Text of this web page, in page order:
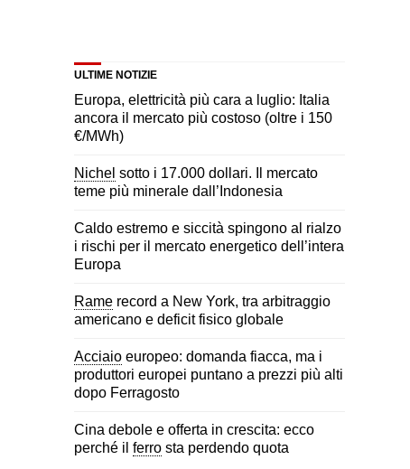
ULTIME NOTIZIE
Europa, elettricità più cara a luglio: Italia
ancora il mercato più costoso (oltre i 150
€/MWh)
Nichel sotto i 17.000 dollari. Il mercato
teme più minerale dall’Indonesia
Caldo estremo e siccità spingono al rialzo
i rischi per il mercato energetico dell’intera
Europa
Rame record a New York, tra arbitraggio
americano e deficit fisico globale
Acciaio europeo: domanda fiacca, ma i
produttori europei puntano a prezzi più alti
dopo Ferragosto
Cina debole e offerta in crescita: ecco
perché il ferro sta perdendo quota